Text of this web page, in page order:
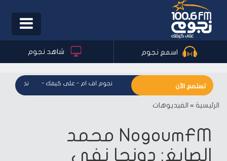
Toggle
اسمع نجوم شاهد نجوم
تستمع الآن - نجوم اف ام - على كيفك - نجوم اف ام - على كيفك نجوم اف
الرئيسية » الفيديوهات
NogoumFM محمد
الصايغ: دونجا نفى